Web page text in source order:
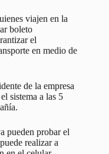
viajen en la
boleto
el
en medio de
de la empresa
sistema a las 5
pueden probar el
realizar a